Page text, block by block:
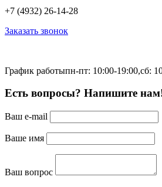
+7 (4932) 26-14-28
Заказать звонок
График работыпн-пт: 10:00-19:00,сб:
Есть вопросы? Напишите
Ваш e-mail
Ваше имя
Ваш вопрос